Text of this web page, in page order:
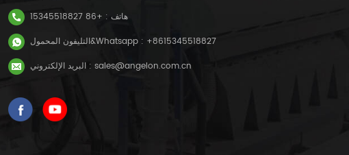
هاتف : +86 15345518827
التليفون المحمول&Whatsapp : +8615345518827
البريد الإلكتروني : sales@angelon.com.cn